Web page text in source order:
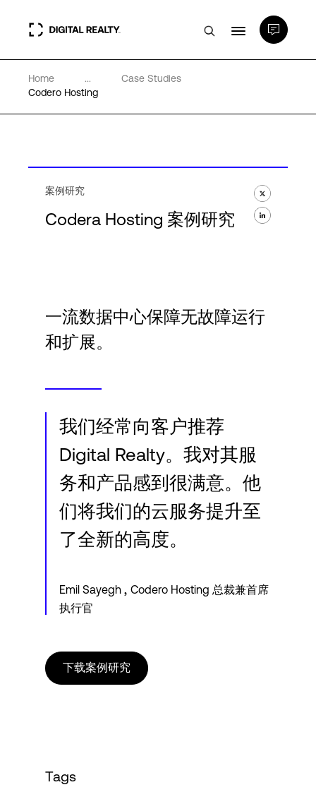
数据中心
专业知识和资源
Language
Home ...
Case Studies
Codero Hosting
案例研究
Codera Hosting 案例研究
一流数据中心保障无故障运行
和扩展。
我们经常向客户推荐
Digital Realty。我对其服
务和产品感到很满意。他
们将我们的云服务提升至
了全新的高度。
Emil Sayegh , Codero Hosting 总裁兼首席
执行官
下载案例研究
Tags